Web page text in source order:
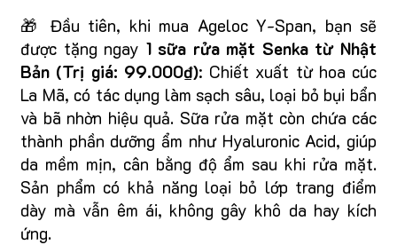
🎁 Đầu tiên, khi mua Ageloc Y-Span, bạn sẽ
được tặng ngay 1 sữa rửa mặt Senka từ Nhật
Bản (Trị giá: 99.000₫): Chiết xuất từ hoa cúc
La Mã, có tác dụng làm sạch sâu, loại bỏ bụi bẩn
và bã nhờn hiệu quả. Sữa rửa mặt còn chứa các
thành phần dưỡng ẩm như Hyaluronic Acid, giúp
da mềm mịn, cân bằng độ ẩm sau khi rửa mặt.
Sản phẩm có khả năng loại bỏ lớp trang điểm
dày mà vẫn êm ái, không gây khô da hay kích
ứng.